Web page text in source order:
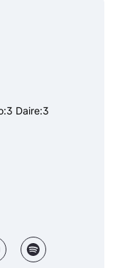
Daire:3